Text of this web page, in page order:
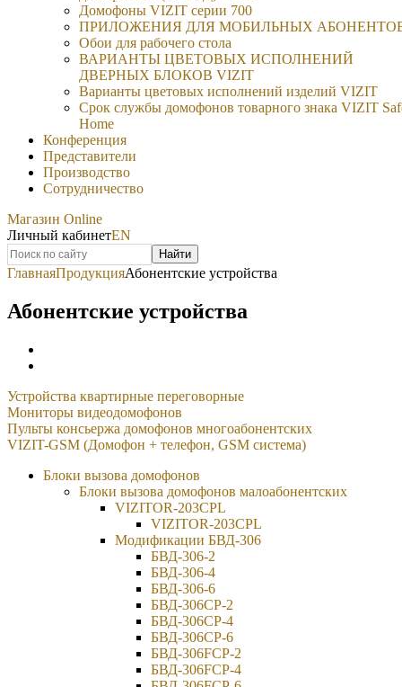
Домофоны VIZIT серии 700
ПРИЛОЖЕНИЯ ДЛЯ МОБИЛЬНЫХ
Обои для рабочего стола
ВАРИАНТЫ ЦВЕТОВЫХ ИСПОЛНЕНИЙ
ДВЕРНЫХ БЛОКОВ VIZIT
Варианты цветовых исполнений изделий VIZIT
Срок службы домофонов товарного знака VIZIT
Home
Конференция
Представители
Производство
Сотрудничество
Магазин Online
Личный кабинетEN
Найти
ГлавнаяПродукцияАбонентские устройства
Абонентские устройства
Устройства квартирные переговорные
Мониторы видеодомофонов
Пульты консьержа домофонов многоабонентских
VIZIT-GSM (Домофон + телефон, GSM система)
Блоки вызова домофонов
Блоки вызова домофонов малоабонентских
VIZITOR-203CPL
VIZITOR-203CPL
Модификации БВД-306
БВД-306-2
БВД-306-4
БВД-306-6
БВД-306CP-2
БВД-306CP-4
БВД-306CP-6
БВД-306FCP-2
БВД-306FCP-4